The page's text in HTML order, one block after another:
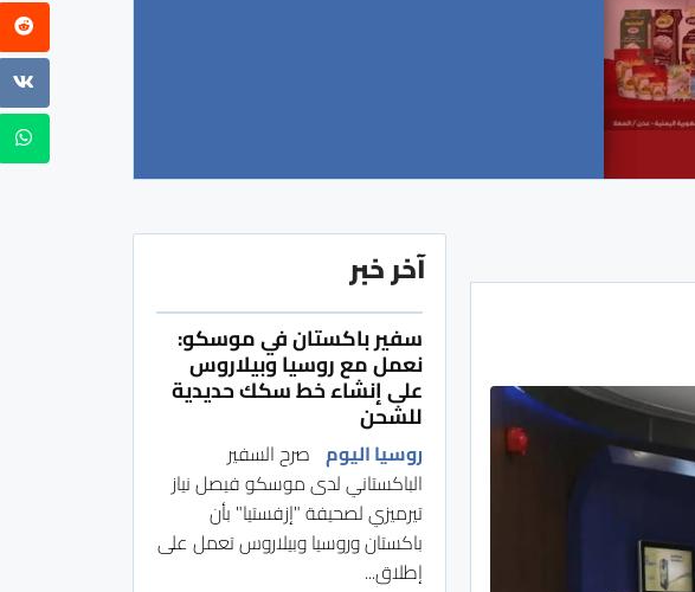
آخر خبر
سفير باكستان في موسكو:
نعمل مع روسيا وبيلاروس
على إنشاء خط سكك حديدية
للشحن
روسيا اليوم صرح السفير
الباكستاني لدى موسكو فيصل نياز
تيرميزي لصحيفة "إزفستيا" بأن
باكستان وروسيا وبيلاروس تعمل على
إطلاق...